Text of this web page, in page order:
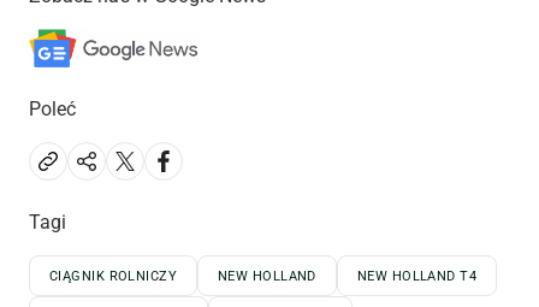
Poleć
Tagi
CIĄGNIK ROLNICZY NEW HOLLAND NEW HOLLAND T4